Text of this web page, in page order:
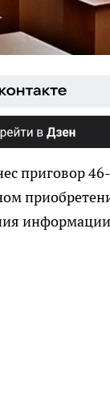
приговор